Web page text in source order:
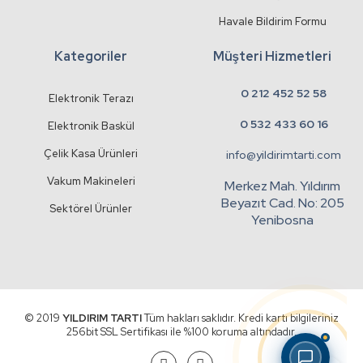
Havale Bildirim Formu
Kategoriler
Elektronik Terazı
Elektronik Baskül
Çelik Kasa Ürünleri
Vakum Makineleri
Sektörel Ürünler
Müşteri Hizmetleri
0 212 452 52 58
0 532 433 60 16
info@yildirimtarti.com
Merkez Mah. Yıldırım
Beyazıt Cad. No: 205
Yenibosna
© 2019 YILDIRIM TARTITüm hakları saklıdır. Kredi kartı bilgileriniz
256bit SSL Sertifikası ile %100 koruma altındadır.